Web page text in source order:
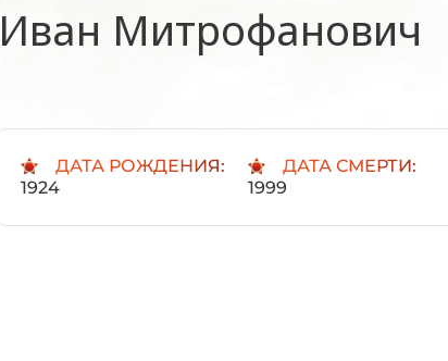
Иван Митрофанович
ДАТА РОЖДЕНИЯ:
1924
ДАТА СМЕРТИ:
1999